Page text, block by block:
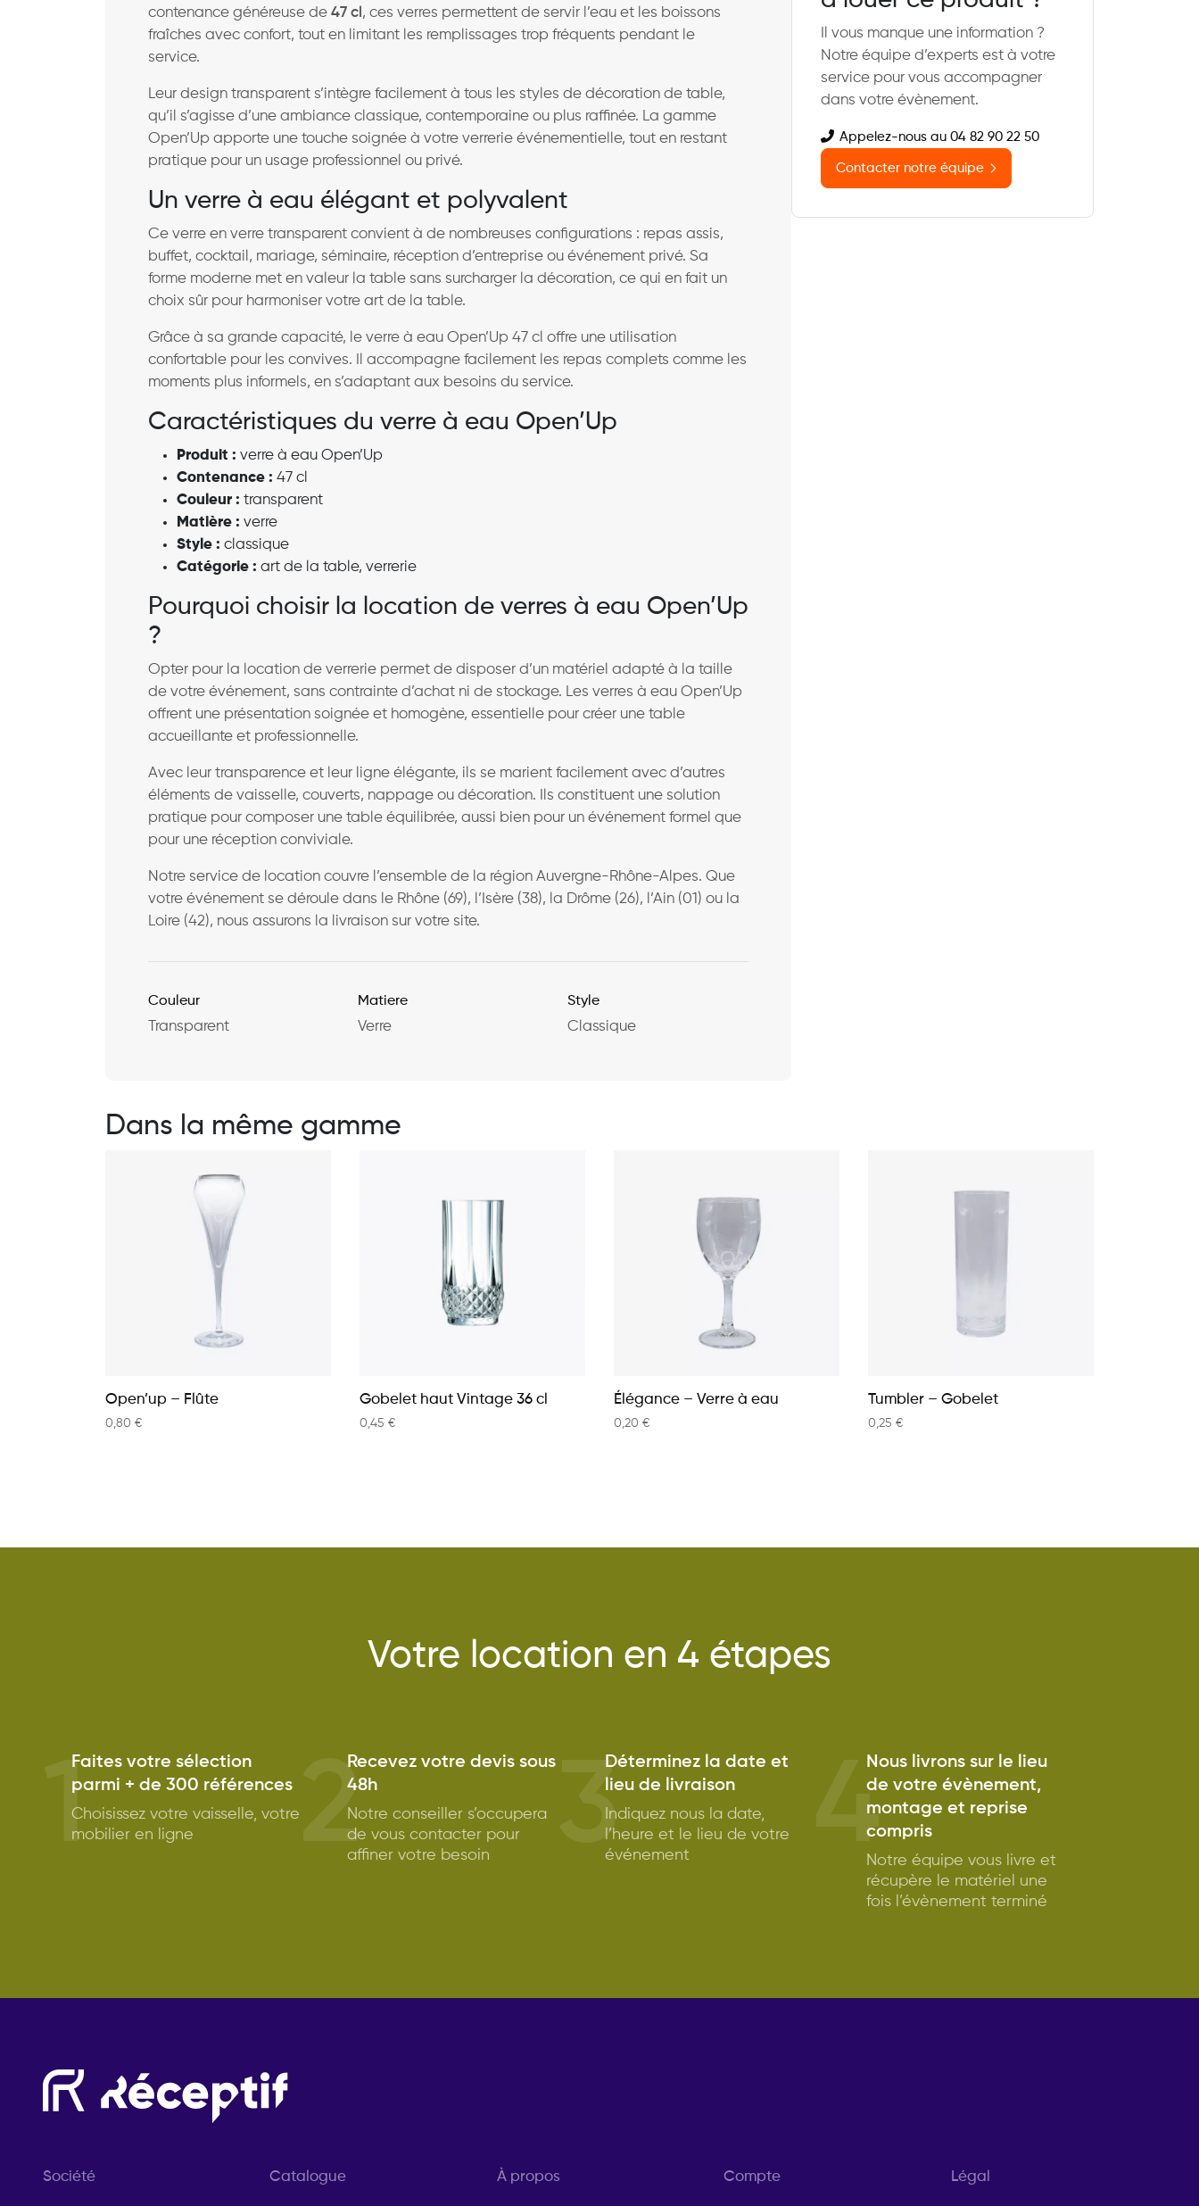
contenance généreuse de 47 cl , ces verres permettent de servir l’eau et les boissons
fraîches avec confort, tout en limitant les remplissages trop fréquents pendant le
service.
Leur design transparent s’intègre facilement à tous les styles de décoration de table,
qu’il s’agisse d’une ambiance classique, contemporaine ou plus raffinée. La gamme
Open’Up apporte une touche soignée à votre verrerie événementielle, tout en restant
pratique pour un usage professionnel ou privé.
Un verre à eau élégant et polyvalent
Ce verre en verre transparent convient à de nombreuses configurations : repas assis,
buffet, cocktail, mariage, séminaire, réception d’entreprise ou événement privé. Sa
forme moderne met en valeur la table sans surcharger la décoration, ce qui en fait un
choix sûr pour harmoniser votre art de la table.
Grâce à sa grande capacité, le verre à eau Open’Up 47 cl offre une utilisation
confortable pour les convives. Il accompagne facilement les repas complets comme les
moments plus informels, en s’adaptant aux besoins du service.
Caractéristiques du verre à eau Open’Up
Produit : verre à eau Open’Up
Contenance : 47 cl
Couleur : transparent
Matière : verre
Style : classique
Catégorie : art de la table, verrerie
Pourquoi choisir la location de verres à eau Open’Up
?
Opter pour la location de verrerie permet de disposer d’un matériel adapté à la taille
de votre événement, sans contrainte d’achat ni de stockage. Les verres à eau Open’Up
offrent une présentation soignée et homogène, essentielle pour créer une table
accueillante et professionnelle.
Avec leur transparence et leur ligne élégante, ils se marient facilement avec d’autres
éléments de vaisselle, couverts, nappage ou décoration. Ils constituent une solution
pratique pour composer une table équilibrée, aussi bien pour un événement formel que
pour une réception conviviale.
Notre service de location couvre l’ensemble de la région Auvergne-Rhône-Alpes. Que
votre événement se déroule dans le Rhône (69), l’Isère (38), la Drôme (26), l’Ain (01) ou la
Loire (42), nous assurons la livraison sur votre site.
Couleur
Transparent
Matiere
Verre
Style
Classique
Il vous manque une information ?
Notre équipe d’experts est à votre
service pour vous accompagner
dans votre évènement.
Appelez-nous au 04 82 90 22 50
Contacter notre équipe
Dans la même gamme
Open’up – Flûte
0,80 €
Gobelet haut Vintage 36 cl
0,45 €
Élégance – Verre à eau
0,20 €
Tumbler – Gobelet
0,25 €
Votre location en 4 étapes
1
Faites votre sélection
parmi + de 300 références
Choisissez votre vaisselle, votre
mobilier en ligne
2
Recevez votre devis sous
48h
Notre conseiller s’occupera
de vous contacter pour
affiner votre besoin
3
Déterminez la date et
lieu de livraison
Indiquez nous la date,
l’heure et le lieu de votre
événement
4
Nous livrons sur le lieu
de votre évènement,
montage et reprise
compris
Notre équipe vous livre et
récupère le matériel une
fois l’évènement terminé
Société Catalogue À propos Compte Légal